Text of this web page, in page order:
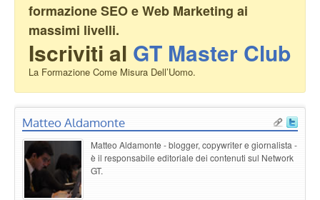
formazione SEO e Web Marketing ai
massimi livelli.
Iscriviti al GT Master Club
La Formazione Come Misura Dell’Uomo.
Matteo Aldamonte
Matteo Aldamonte - blogger, copywriter e giornalista -
è il responsabile editoriale dei contenuti sul Network
GT.